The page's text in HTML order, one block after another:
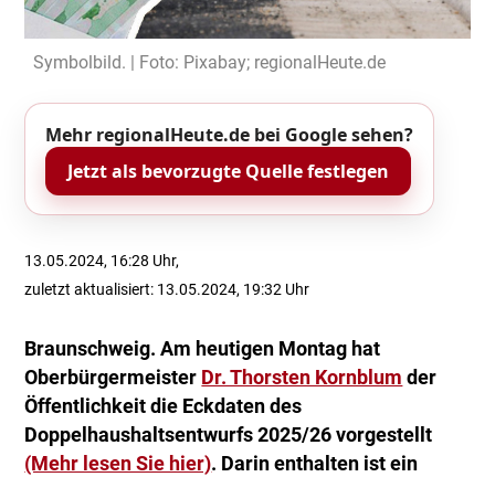
Symbolbild. | Foto: Pixabay; regionalHeute.de
Mehr regionalHeute.de bei Google sehen?
Jetzt als bevorzugte Quelle festlegen
13.05.2024, 16:28 Uhr,
zuletzt aktualisiert: 13.05.2024, 19:32 Uhr
Braunschweig. Am heutigen Montag hat
Oberbürgermeister Dr. Thorsten Kornblum der
Öffentlichkeit die Eckdaten des
Doppelhaushaltsentwurfs 2025/26 vorgestellt
(Mehr lesen Sie hier). Darin enthalten ist ein